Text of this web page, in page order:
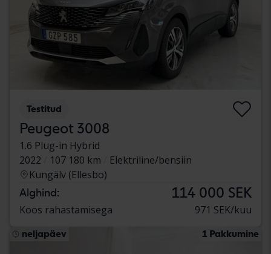
Testitud
Peugeot 3008
1.6 Plug-in Hybrid
2022
107 180 km
Elektriline/bensiin
Kungälv (Ellesbo)
Alghind: 114 000 SEK
Koos rahastamisega 971 SEK/kuu
neljapäev 1 Pakkumine